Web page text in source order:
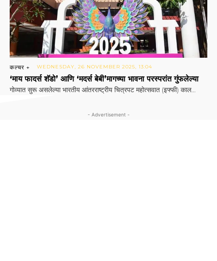
कल्चर + WEDNESDAY, 26 NOVEMBER 2025, 13:04
‘माय फादर्स शॅडो’ आणि ‘मदर्स बेबी’मागच्या भावना परस्परांत गुंफलेल्या
गोव्यात सुरू असलेल्या भारतीय आंतरराष्ट्रीय चित्रपट महोत्सवात (इफ्फी) काल...
- Advertisement -